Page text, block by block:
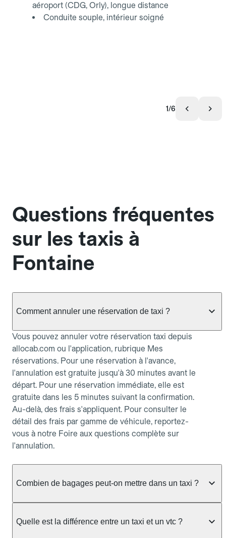
aéroport (CDG, Orly), longue distance
Conduite souple, intérieur soigné
1/6
Questions fréquentes
sur les taxis à
Fontaine
Comment annuler une réservation de taxi ?
Vous pouvez annuler votre réservation taxi depuis
allocab.com ou l'application, rubrique Mes
réservations. Pour une réservation à l'avance,
l'annulation est gratuite jusqu'à 30 minutes avant le
départ. Pour une réservation immédiate, elle est
gratuite dans les 5 minutes suivant la confirmation.
Au-delà, des frais s'appliquent. Pour consulter le
détail des frais par gamme de véhicule, reportez-
vous à notre Foire aux questions complète sur
l'annulation.
Combien de bagages peut-on mettre dans un taxi ?
taxi berline accueille en général jusqu'à 3 bagages
Quelle est la différence entre un taxi et un vtc ?